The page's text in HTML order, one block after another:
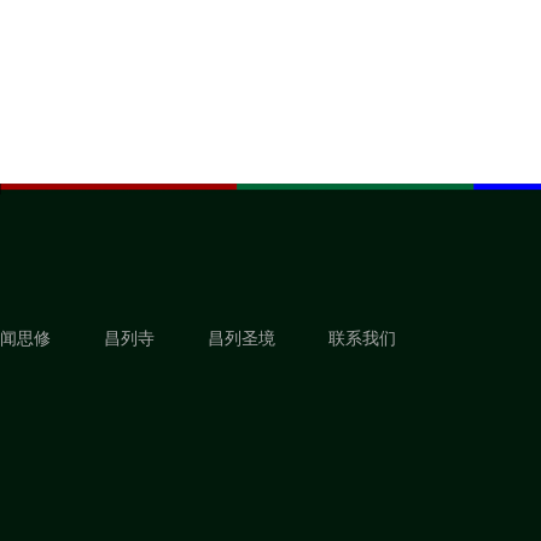
闻思修 昌列寺 昌列圣境 联系我们